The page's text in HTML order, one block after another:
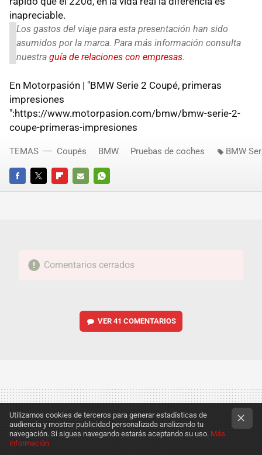
inapreciable.
Los gastos del viaje para esta presentación han sido
asumidos por la marca. Para más información consulta
nuestra guía de relaciones con empresas.
En Motorpasión | "BMW Serie 2 Coupé, primeras
impresiones
":https://www.motorpasion.com/bmw/bmw-serie-2-
coupe-primeras-impresiones
FACEBOOKTWITTERFLIPBOARD
E-
WHATSAPP
TEMAS Coupés BMW Pruebas de coches BMW
Comentarios cerrados
VER 41 COMENTARIOS
Utilizamos cookies de terceros para generar estadísticas de
audiencia y mostrar publicidad personalizada analizando tu
navegación. Si sigues navegando estarás aceptando su uso. Más
información